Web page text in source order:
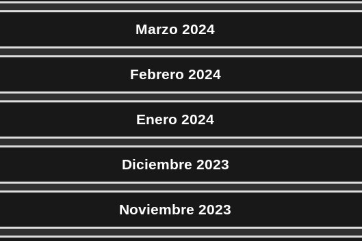
Marzo 2024
Febrero 2024
Enero 2024
Diciembre 2023
Noviembre 2023